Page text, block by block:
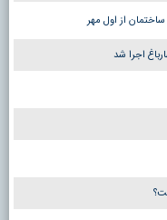
ساختمان از اول مهر
اجرا شد